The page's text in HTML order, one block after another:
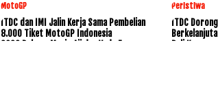
MotoGP
ITDC dan IMI Jalin Kerja Sama Pembelian
8.000 Tiket MotoGP Indonesia
2026,Dukung Mario Aji dan Veda Ega
Peristiwa
ITDC
Bali